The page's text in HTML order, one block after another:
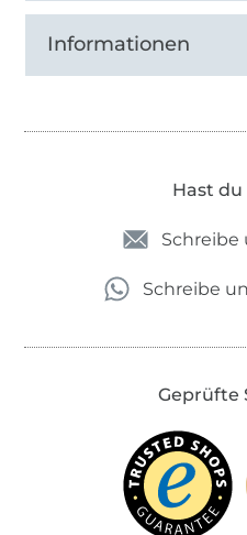
Informationen
Hast du
Schreibe
Schreibe
Geprüfte